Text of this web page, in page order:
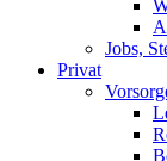
Jobs,
Privat